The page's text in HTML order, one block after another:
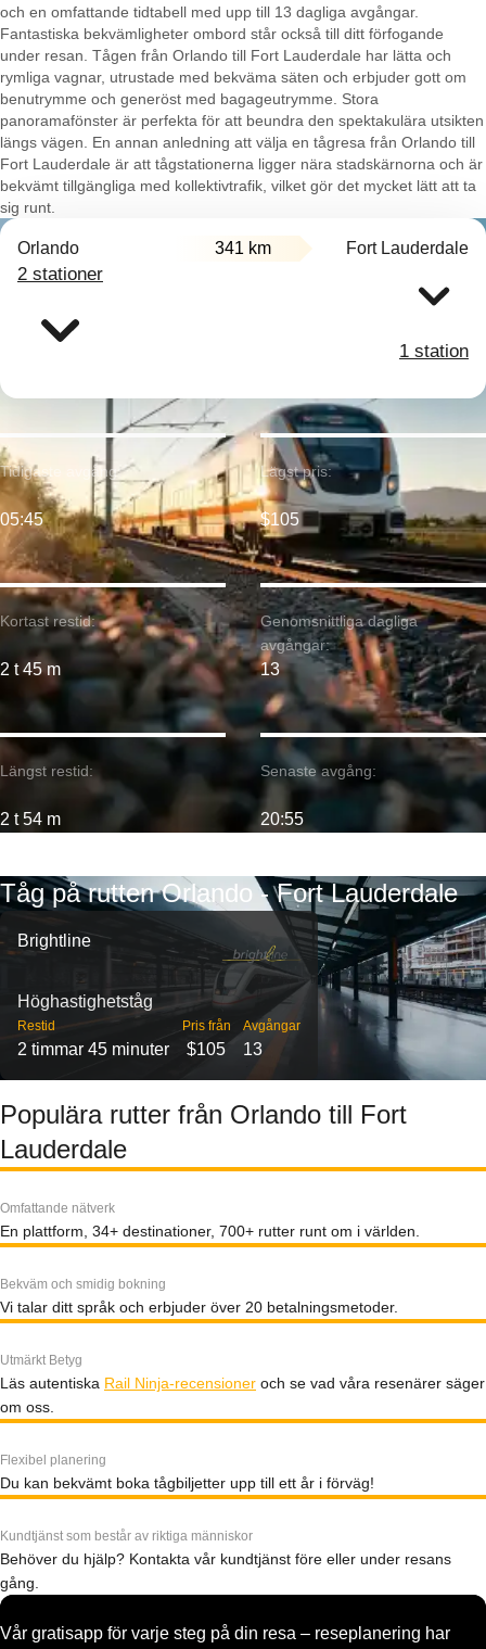
och en omfattande tidtabell med upp till 13 dagliga avgångar.
Fantastiska bekvämligheter ombord står också till ditt förfogande
under resan. Tågen från Orlando till Fort Lauderdale har lätta och
rymliga vagnar, utrustade med bekväma säten och erbjuder gott om
benutrymme och generöst med bagageutrymme. Stora
panoramafönster är perfekta för att beundra den spektakulära utsikten
längs vägen. En annan anledning att välja en tågresa från Orlando till
Fort Lauderdale är att tågstationerna ligger nära stadskärnorna och är
bekvämt tillgängliga med kollektivtrafik, vilket gör det mycket lätt att ta
sig runt.
Orlando 341 km Fort Lauderdale
2 stationer
1 station
Kortast restid:
2 t 45 m
Tidigaste avgång:
05:45
Längst restid:
2 t 54 m
Lägst pris:
$105
Genomsnittliga dagliga
avgångar:
13
Senaste avgång:
20:55
Tåg på rutten Orlando - Fort Lauderdale
Brightline
Höghastighetståg
Restid
2 timmar 45 minuter
Pris från
$105
Avgångar
13
Populära rutter från Orlando till Fort
Lauderdale
Omfattande nätverk
En plattform, 34+ destinationer, 700+ rutter runt om i världen.
Bekväm och smidig bokning
Vi talar ditt språk och erbjuder över 20 betalningsmetoder.
Utmärkt Betyg
Läs autentiska Rail Ninja-recensioner och se vad våra resenärer säger
om oss.
Flexibel planering
Du kan bekvämt boka tågbiljetter upp till ett år i förväg!
Kundtjänst som består av riktiga människor
Behöver du hjälp? Kontakta vår kundtjänst före eller under resans
gång.
Vår gratisapp för varje steg på din resa – reseplanering har